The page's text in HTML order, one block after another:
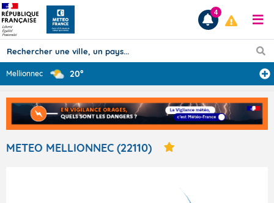
Prévisions
TOUS LES RÉSULTATS
4
Mellionnec 20°
METEO MELLIONNEC (22110)